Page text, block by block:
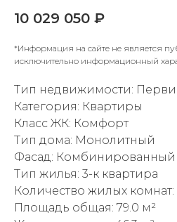
10 029 050 ₽
*Информация на сайте не является
исключительно информационный
Тип недвижимости:
Категория: Квартиры
Класс ЖК: Комфорт
Тип дома: Монолитный
Фасад: Комбинированный
Тип жилья: 3-к квартира
Количество жилых комнат:
Площадь общая: 79.0 м²